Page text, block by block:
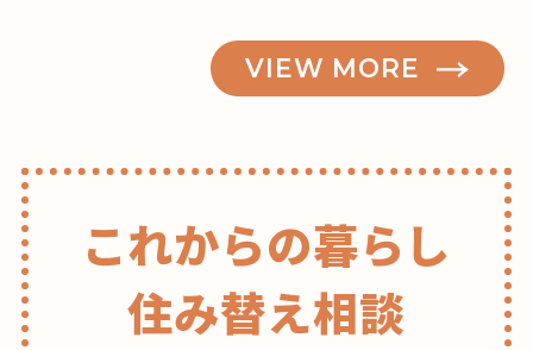
VIEW MORE
これからの暮らし
住み替え相談